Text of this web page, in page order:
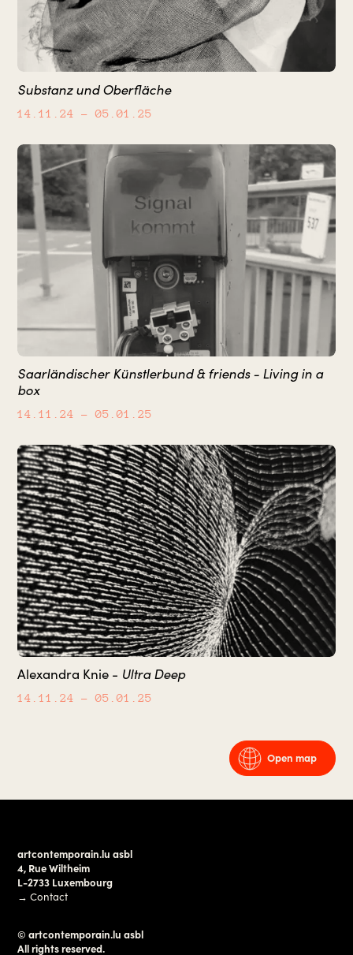
Substanz und Oberfläche
14.11.24 – 05.01.25
Saarländischer Künstlerbund & friends - Living in a
box
14.11.24 – 05.01.25
Alexandra Knie - Ultra Deep
14.11.24 – 05.01.25
Open map
artcontemporain.lu asbl
4, Rue Wiltheim
L-2733 Luxembourg
→Contact
© artcontemporain.lu asbl
All rights reserved.